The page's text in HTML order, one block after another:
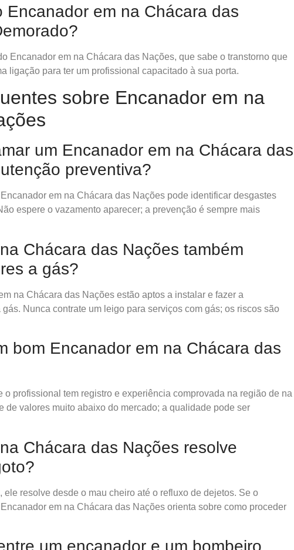
Encanador em na Chácara das
Encanador em na Chácara das Nações, que sabe o transtorno que
ligação para ter um profissional capacitado à sua porta.
sobre Encanador em na
um Encanador em na Chácara das
preventiva?
em na Chácara das Nações pode identificar desgastes
espere o vazamento aparecer; a prevenção é sempre mais
Chácara das Nações também
a gás?
na Chácara das Nações estão aptos a instalar e fazer a
Nunca contrate um leigo para serviços com gás; os riscos são
bom Encanador em na Chácara das
o profissional tem registro e experiência comprovada na região de na
de valores muito abaixo do mercado; a qualidade pode ser
Chácara das Nações resolve
resolve desde o mau cheiro até o refluxo de dejetos. Se o
em na Chácara das Nações orienta sobre como proceder
um encanador e um bombeiro